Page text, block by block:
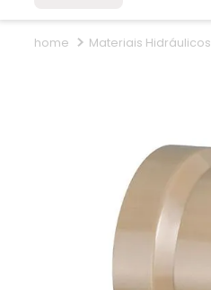
Materiais Hidráulicos